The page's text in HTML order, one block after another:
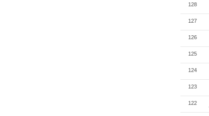
128
127
126
125
124
123
122